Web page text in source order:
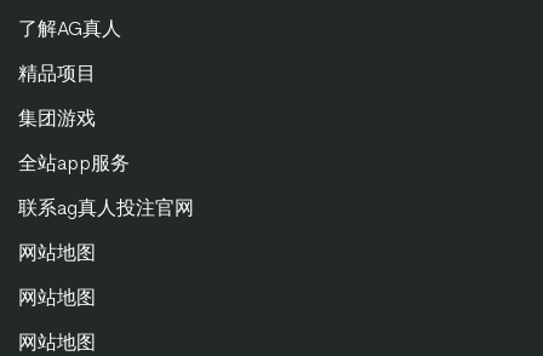
了解AG真人
精品项目
集团游戏
全站app服务
联系ag真人投注官网
网站地图
网站地图
网站地图